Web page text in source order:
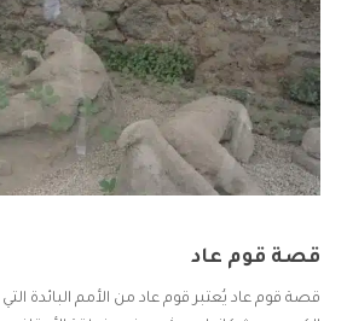
قصة قوم عاد
قصة قوم عاد يُعتبر قوم عاد من الأمم البائدة التي